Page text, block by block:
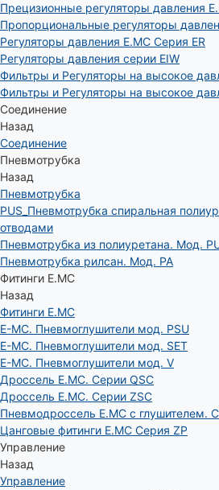
Прецизионные регуляторы давления
Пропорциональные регуляторы
Регуляторы давления E.MC Серия ER
Регуляторы давления серии EIW
Фильтры и Регуляторы на высокое
Фильтры и Регуляторы на высокое
Соединение
Назад
Соединение
Пневмотрубка
Назад
Пневмотрубка
PUS_Пневмотрубка спиральная
отводами
Пневмотрубка из полиуретана. Мод.
Пневмотрубка рилсан. Мод. PA
Фитинги E.MC
Назад
Фитинги E.MC
E-MC. Пневмоглушители мод. PSU
E-MC. Пневмоглушители мод. SET
E-MC. Пневмоглушители мод. V
Дроссель E.MC. Серии QSC
Дроссель E.MC. Серии ZSC
Пневмодроссель E.MC с глушителем.
Цанговые фитинги E.MC Серия ZP
Управление
Назад
Управление